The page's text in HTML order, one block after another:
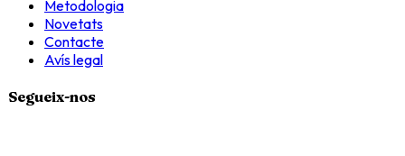
Metodologia
Novetats
Contacte
Avís legal
Segueix-nos